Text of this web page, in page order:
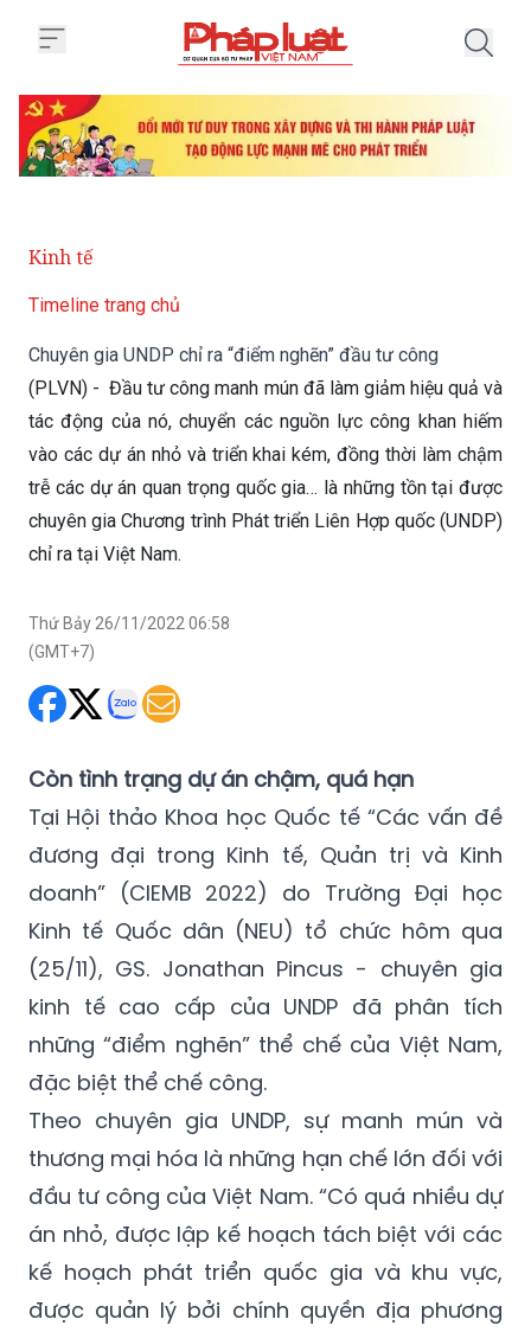
Kinh tế
Timeline trang chủ
Chuyên gia UNDP chỉ ra “điểm nghẽn” đầu tư công
(PLVN) - Đầu tư công manh mún đã làm giảm hiệu quả và
tác động của nó, chuyển các nguồn lực công khan hiếm
vào các dự án nhỏ và triển khai kém, đồng thời làm chậm
trễ các dự án quan trọng quốc gia… là những tồn tại được
chuyên gia Chương trình Phát triển Liên Hợp quốc (UNDP)
chỉ ra tại Việt Nam.
Thứ Bảy 26/11/2022 06:58
(GMT+7)
Còn tình trạng dự án chậm, quá hạn
Tại Hội thảo Khoa học Quốc tế “Các vấn đề
đương đại trong Kinh tế, Quản trị và Kinh
doanh” (CIEMB 2022) do Trường Đại học
Kinh tế Quốc dân (NEU) tổ chức hôm qua
(25/11), GS. Jonathan Pincus - chuyên gia
kinh tế cao cấp của UNDP đã phân tích
những “điểm nghẽn” thể chế của Việt Nam,
đặc biệt thể chế công.
Theo chuyên gia UNDP, sự manh mún và
thương mại hóa là những hạn chế lớn đối với
đầu tư công của Việt Nam. “Có quá nhiều dự
án nhỏ, được lập kế hoạch tách biệt với các
kế hoạch phát triển quốc gia và khu vực,
được quản lý bởi chính quyền địa phương